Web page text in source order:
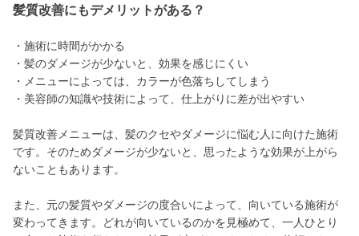
髪質改善にもデメリットがある？
・施術に時間がかかる
・髪のダメージが少ないと、効果を感じにくい
・メニューによっては、カラーが色落ちしてしまう
・美容師の知識や技術によって、仕上がりに差が出やすい
髪質改善メニューは、髪のクセやダメージに悩む人に向けた施術
です。そのためダメージが少ないと、思ったような効果が上がら
ないこともあります。
また、元の髪質やダメージの度合いによって、向いている施術が
変わってきます。どれが向いているのかを見極めて、一人ひとり